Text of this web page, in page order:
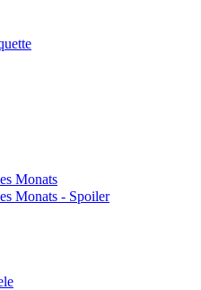
Monats
Monats - Spoiler